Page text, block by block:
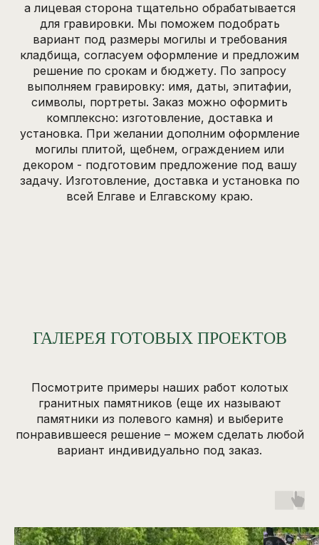
а лицевая сторона тщательно обрабатывается
для гравировки. Мы поможем подобрать
вариант под размеры могилы и требования
кладбища, согласуем оформление и предложим
решение по срокам и бюджету. По запросу
выполняем гравировку: имя, даты, эпитафии,
символы, портреты. Заказ можно оформить
комплексно: изготовление, доставка и
установка. При желании дополним оформление
могилы плитой, щебнем, ограждением или
декором - подготовим предложение под вашу
задачу. Изготовление, доставка и установка по
всей Елгаве и Елгавскому краю.
ГАЛЕРЕЯ ГОТОВЫХ ПРОЕКТОВ
Посмотрите примеры наших работ колотых
гранитных памятников (еще их называют
памятники из полевого камня) и выберите
понравившееся решение – можем сделать любой
вариант индивидуально под заказ.